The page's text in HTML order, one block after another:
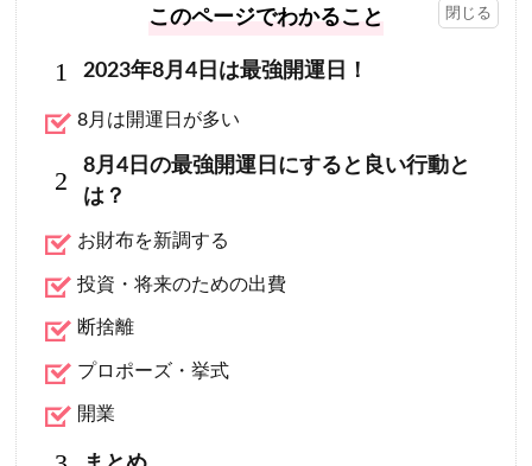
このページでわかること
1 2023年8月4日は最強開運日！
8月は開運日が多い
2
8月4日の最強開運日にすると良い行動と
は？
お財布を新調する
投資・将来のための出費
断捨離
プロポーズ・挙式
開業